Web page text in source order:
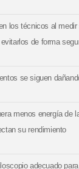
los técnicos al
de forma
se siguen
menos energía de
su rendimiento
adecuado